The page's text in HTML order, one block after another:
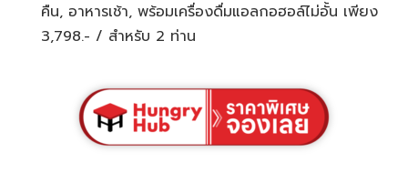
คืน, อาหารเช้า, พร้อมเครื่องดื่มแอลกอฮอล์ไม่อั้น เพียง
3,798.- / สำหรับ 2 ท่าน